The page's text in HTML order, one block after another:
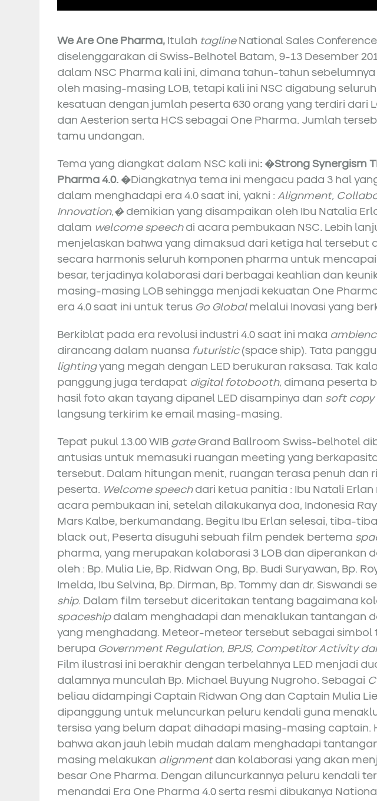
We Are One Pharma, Itulah taglineNational Sales
diselenggarakan di Swiss-Belhotel Batam, 9-13 Desember
dalam NSC Pharma kali ini, dimana tahun-tahun
oleh masing-masing LOB, tetapi kali ini NSC digabung
kesatuan dengan jumlah peserta 630 orang yang terdiri dari
dan Aesterion serta HCS sebagai One Pharma. Jumlah
tamu undangan.
Tema yang diangkat dalam NSC kali ini: �Strong Synergism
Pharma 4.0. �Diangkatnya tema ini mengacu pada 3 hal
dalam menghadapi era 4.0 saat ini, yakni :Alignment,
Innovation,� demikian yang disampaikan oleh Ibu Natalia
dalam welcome speechdi acara pembukaan NSC. Lebih
menjelaskan bahwa yang dimaksud dari ketiga hal tersebut
secara harmonis seluruh komponen pharma untuk
besar, terjadinya kolaborasi dari berbagai keahlian dan
masing-masing LOB sehingga menjadi kekuatan One
era 4.0 saat ini untuk terus Go Globalmelalui Inovasi yang
Berkiblat pada era revolusi industri 4.0 saat ini maka
dirancang dalam nuansa futuristic(space ship). Tata
lightingyang megah dengan LED berukuran raksasa. Tak
panggung juga terdapat digital fotobooth, dimana peserta
hasil foto akan tayang dipanel LED disampinya dan soft copy
langsung terkirim ke email masing-masing.
Tepat pukul 13.00 WIB gateGrand Ballroom Swiss-belhotel
antusias untuk memasuki ruangan meeting yang
tersebut. Dalam hitungan menit, ruangan terasa penuh dan
peserta. Welcome speechdari ketua panitia : Ibu Natali
acara pembukaan ini, setelah dilakukanya doa, Indonesia
Mars Kalbe, berkumandang. Begitu Ibu Erlan selesai, tiba-
black out, Peserta disuguhi sebuah film pendek bertema
pharma, yang merupakan kolaborasi 3 LOB dan diperankan
oleh : Bp. Mulia Lie, Bp. Ridwan Ong, Bp. Budi Suryawan, Bp.
Imelda, Ibu Selvina, Bp. Dirman, Bp. Tommy dan dr. Siswandi
ship. Dalam film tersebut diceritakan tentang bagaimana
spaceship dalam menghadapi dan menaklukan tantangan
yang menghadang. Meteor-meteor tersebut sebagai simbol
berupa Government Regulation, BPJS, Competitor Activity
Film ilustrasi ini berakhir dengan terbelahnya LED menjadi
dalamnya munculah Bp. Michael Buyung Nugroho. Sebagai
beliau didampingi Captain Ridwan Ong dan Captain Mulia
dipanggung untuk meluncurkan peluru kendali guna
tersisa yang belum dapat dihadapi masing-masing captain.
bahwa akan jauh lebih mudah dalam menghadapi
masing melakukan alignmentdan kolaborasi yang akan
besar One Pharma. Dengan diluncurkannya peluru kendali
menandai Era One Pharma 4.0 serta resmi dibukanya